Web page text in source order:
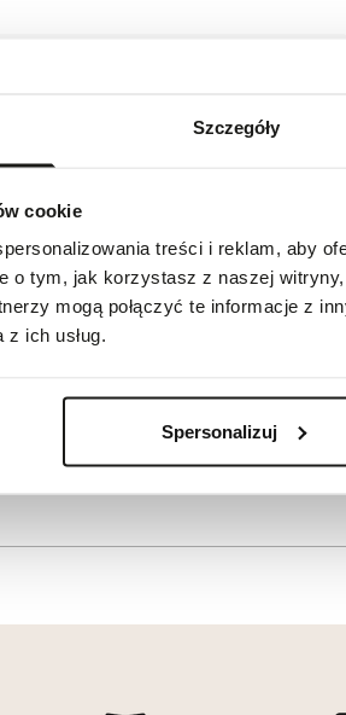
Szczegóły
cookie
treści i reklam, aby
o tym, jak korzystasz z naszej
mogą połączyć te informacje z
ich usług.
Spersonalizuj